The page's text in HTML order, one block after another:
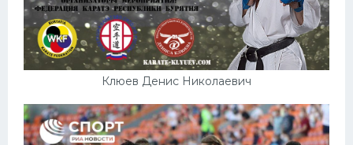
Клюев Денис Николаевич